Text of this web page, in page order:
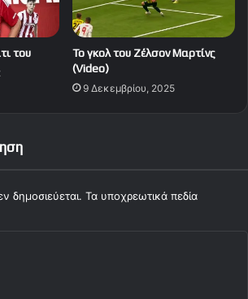
του
Το γκολ του Ζέλσον Μαρτίνς
(Video)
9 Δεκεμβρίου, 2025
δημοσιεύεται. Τα υποχρεωτικά πεδία